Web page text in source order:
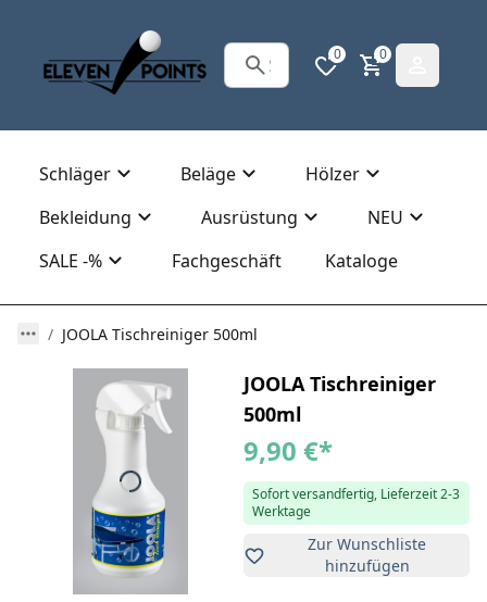
0 0
Schläger Beläge
Hölzer
Bekleidung
Ausrüstung
NEU
SALE -%
Fachgeschäft Kataloge
JOOLA Tischreiniger 500ml
JOOLA Tischreiniger
500ml
9,90 €*
Sofort versandfertig, Lieferzeit 2-3
Werktage
Zur Wunschliste
hinzufügen